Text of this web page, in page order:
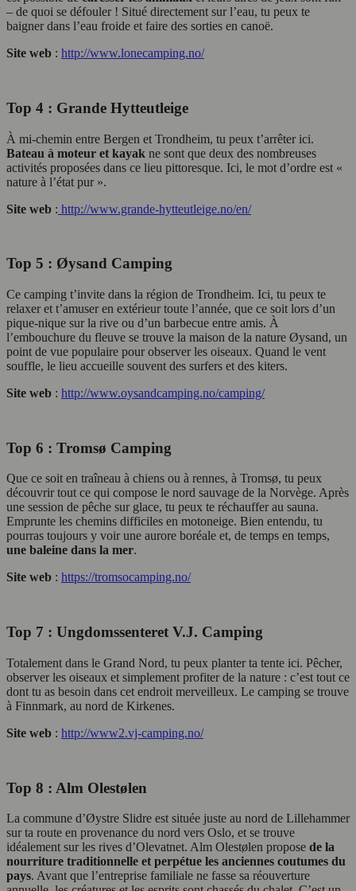
– de quoi se défouler ! Situé directement sur l’eau, tu peux te
baigner dans l’eau froide et faire des sorties en canoë.
Site web : http://www.lonecamping.no/
Top 4 : Grande Hytteutleige
À mi-chemin entre Bergen et Trondheim, tu peux t’arrêter ici.
Bateau à moteur et kayak ne sont que deux des nombreuses
activités proposées dans ce lieu pittoresque. Ici, le mot d’ordre est «
nature à l’état pur ».
Site web : http://www.grande-hytteutleige.no/en/
Top 5 : Øysand Camping
Ce camping t’invite dans la région de Trondheim. Ici, tu peux te
relaxer et t’amuser en extérieur toute l’année, que ce soit lors d’un
pique-nique sur la rive ou d’un barbecue entre amis. À
l’embouchure du fleuve se trouve la maison de la nature Øysand, un
point de vue populaire pour observer les oiseaux. Quand le vent
souffle, le lieu accueille souvent des surfers et des kiters.
Site web : http://www.oysandcamping.no/camping/
Top 6 : Tromsø Camping
Que ce soit en traîneau à chiens ou à rennes, à Tromsø, tu peux
découvrir tout ce qui compose le nord sauvage de la Norvège. Après
une session de pêche sur glace, tu peux te réchauffer au sauna.
Emprunte les chemins difficiles en motoneige. Bien entendu, tu
pourras toujours y voir une aurore boréale et, de temps en temps,
une baleine dans la mer.
Site web : https://tromsocamping.no/
Top 7 : Ungdomssenteret V.J. Camping
Totalement dans le Grand Nord, tu peux planter ta tente ici. Pêcher,
observer les oiseaux et simplement profiter de la nature : c’est tout ce
dont tu as besoin dans cet endroit merveilleux. Le camping se trouve
à Finnmark, au nord de Kirkenes.
Site web : http://www2.vj-camping.no/
Top 8 : Alm Olestølen
La commune d’Øystre Slidre est située juste au nord de Lillehammer
sur ta route en provenance du nord vers Oslo, et se trouve
idéalement sur les rives d’Olevatnet. Alm Olestølen propose de la
nourriture traditionnelle et perpétue les anciennes coutumes du
pays. Avant que l’entreprise familiale ne fasse sa réouverture